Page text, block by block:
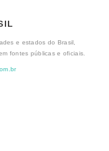
e estados do Brasil,
fontes públicas e oficiais.